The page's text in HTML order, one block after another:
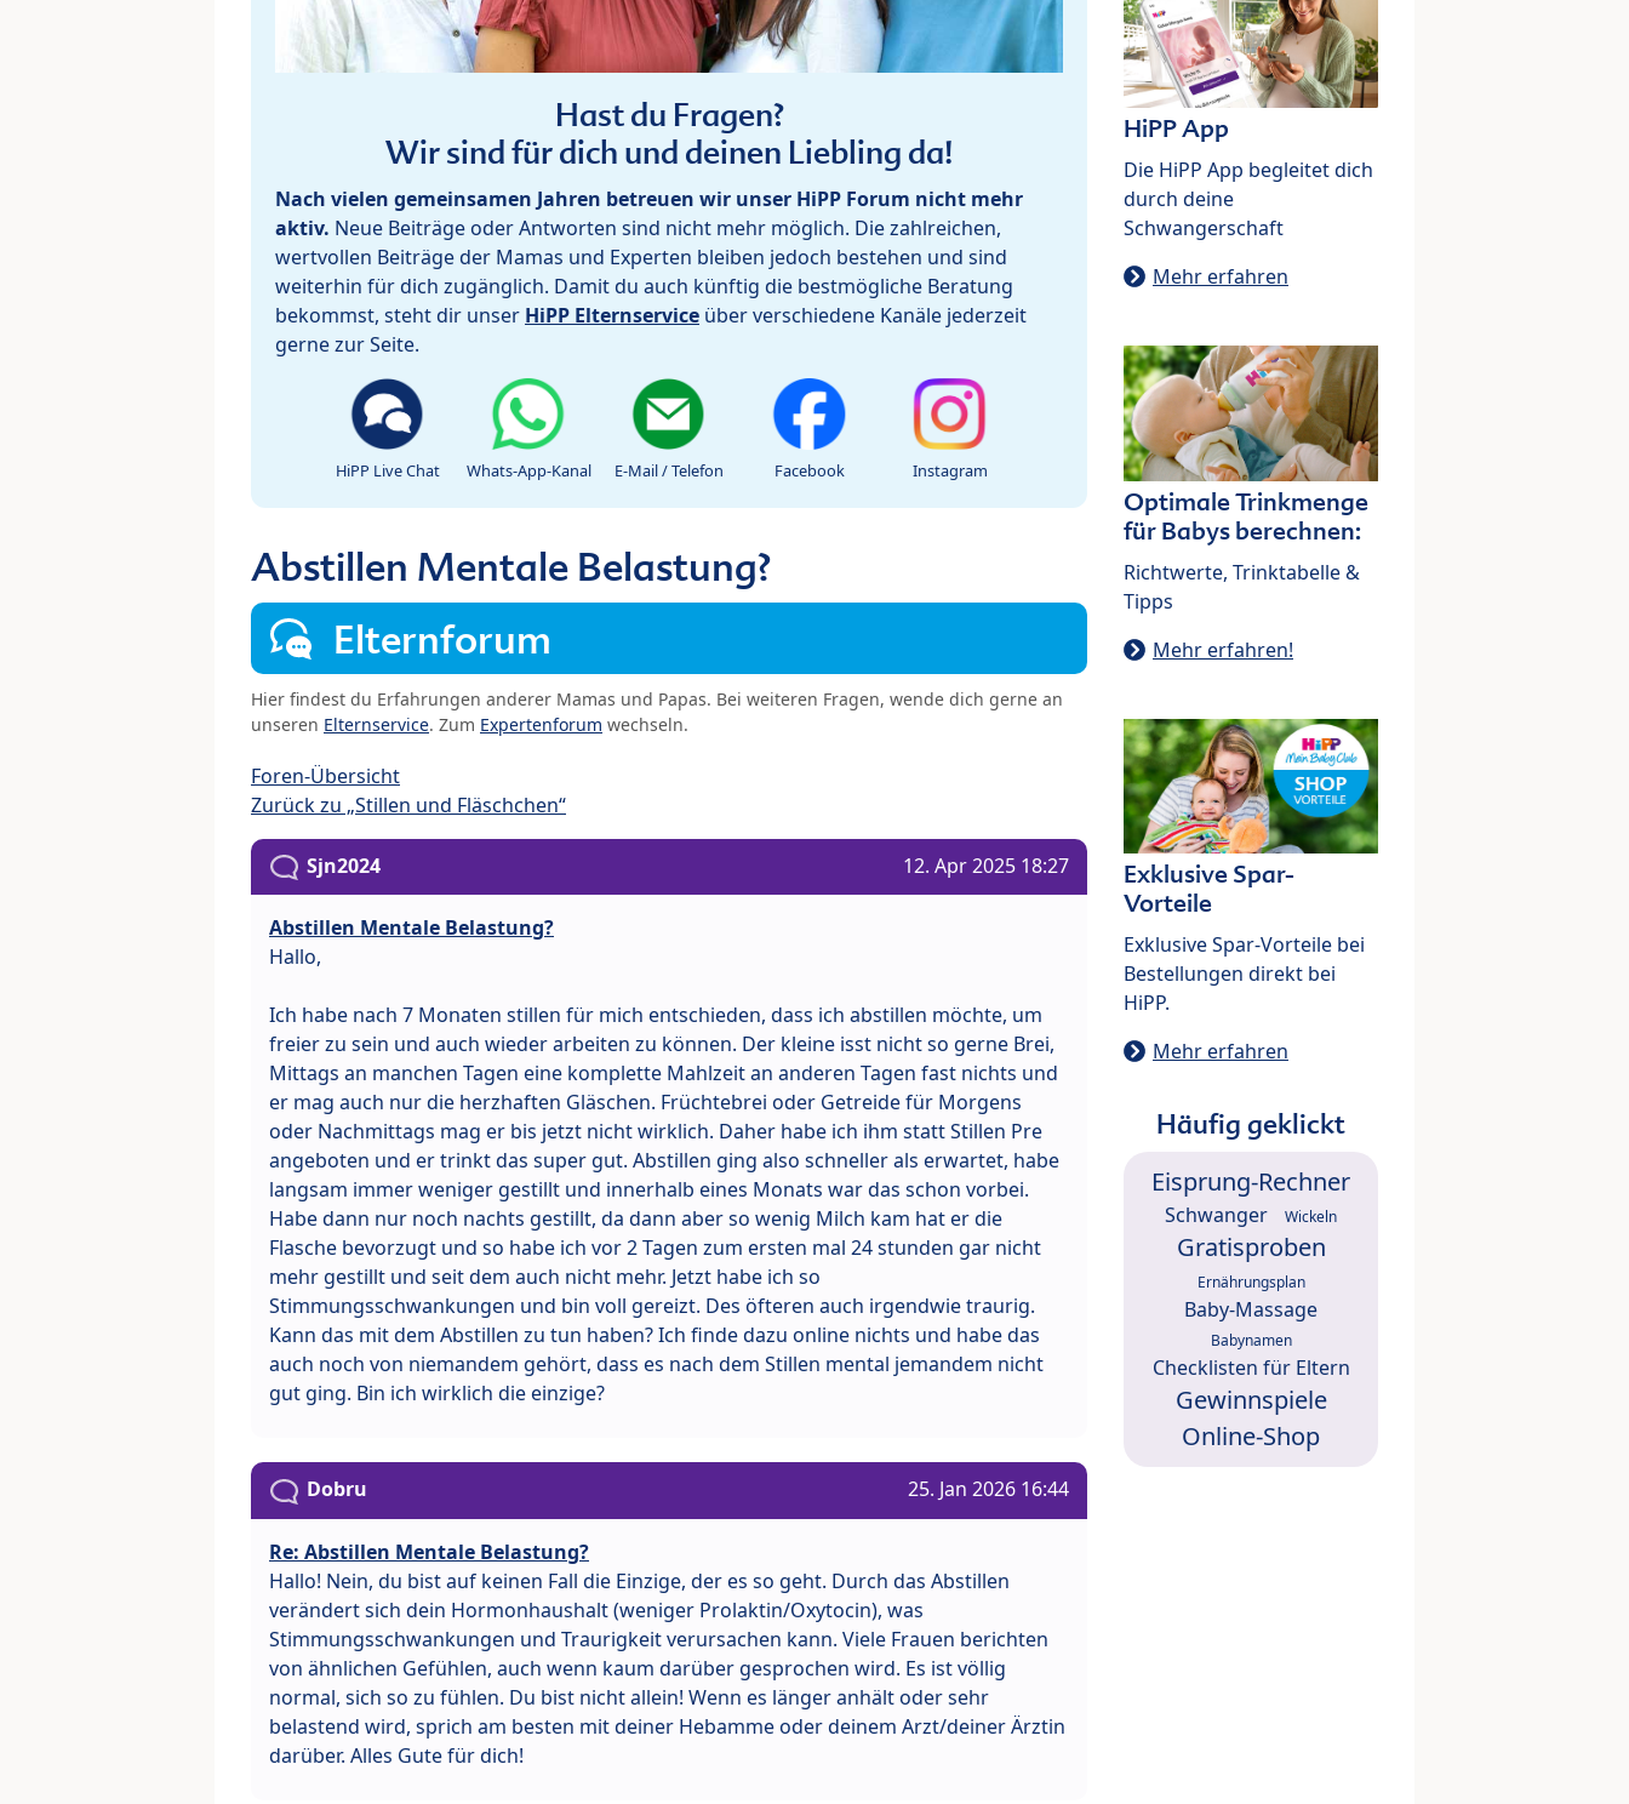
Hast du Fragen?
Wir sind für dich und deinen Liebling da!
Nach vielen gemeinsamen Jahren betreuen wir unser HiPP Forum nicht mehr
aktiv. Neue Beiträge oder Antworten sind nicht mehr möglich. Die zahlreichen,
wertvollen Beiträge der Mamas und Experten bleiben jedoch bestehen und sind
weiterhin für dich zugänglich. Damit du auch künftig die bestmögliche Beratung
bekommst, steht dir unser HiPP Elternservice über verschiedene Kanäle jederzeit
gerne zur Seite.
HiPP Live Chat Whats-App-Kanal E-Mail / Telefon Facebook Instagram
Abstillen Mentale Belastung?
Elternforum
Hier findest du Erfahrungen anderer Mamas und Papas. Bei weiteren Fragen, wende dich gerne an
unseren Elternservice. Zum Expertenforum wechseln.
Foren-Übersicht
Zurück zu „Stillen und Fläschchen“
Sjn2024 12. Apr 2025 18:27
Abstillen Mentale Belastung?
Hallo,
Ich habe nach 7 Monaten stillen für mich entschieden, dass ich abstillen möchte, um
freier zu sein und auch wieder arbeiten zu können. Der kleine isst nicht so gerne Brei,
Mittags an manchen Tagen eine komplette Mahlzeit an anderen Tagen fast nichts und
er mag auch nur die herzhaften Gläschen. Früchtebrei oder Getreide für Morgens
oder Nachmittags mag er bis jetzt nicht wirklich. Daher habe ich ihm statt Stillen Pre
angeboten und er trinkt das super gut. Abstillen ging also schneller als erwartet, habe
langsam immer weniger gestillt und innerhalb eines Monats war das schon vorbei.
Habe dann nur noch nachts gestillt, da dann aber so wenig Milch kam hat er die
Flasche bevorzugt und so habe ich vor 2 Tagen zum ersten mal 24 stunden gar nicht
mehr gestillt und seit dem auch nicht mehr. Jetzt habe ich so
Stimmungsschwankungen und bin voll gereizt. Des öfteren auch irgendwie traurig.
Kann das mit dem Abstillen zu tun haben? Ich finde dazu online nichts und habe das
auch noch von niemandem gehört, dass es nach dem Stillen mental jemandem nicht
gut ging. Bin ich wirklich die einzige?
Dobru 25. Jan 2026 16:44
Re: Abstillen Mentale Belastung?
Hallo! Nein, du bist auf keinen Fall die Einzige, der es so geht. Durch das Abstillen
verändert sich dein Hormonhaushalt (weniger Prolaktin/Oxytocin), was
Stimmungsschwankungen und Traurigkeit verursachen kann. Viele Frauen berichten
von ähnlichen Gefühlen, auch wenn kaum darüber gesprochen wird. Es ist völlig
normal, sich so zu fühlen. Du bist nicht allein! Wenn es länger anhält oder sehr
belastend wird, sprich am besten mit deiner Hebamme oder deinem Arzt/deiner Ärztin
darüber. Alles Gute für dich!
HiPP App
Die HiPP App begleitet dich
durch deine
Schwangerschaft
Mehr erfahren
Optimale Trinkmenge
für Babys berechnen:
Richtwerte, Trinktabelle &
Tipps
Mehr erfahren!
Exklusive Spar-
Vorteile
Exklusive Spar-Vorteile bei
Bestellungen direkt bei
HiPP.
Mehr erfahren
Häufig geklickt
Eisprung-Rechner
Schwanger Wickeln
Gratisproben
Ernährungsplan
Baby-Massage
Babynamen
Checklisten für Eltern
Gewinnspiele
Online-Shop